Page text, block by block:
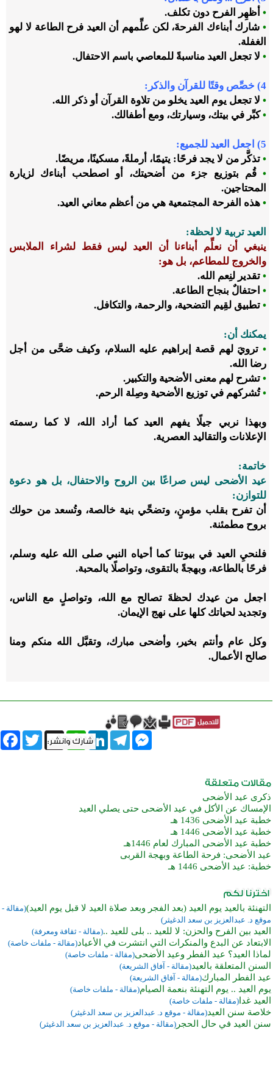
• أظهِر الفرح دون تكلف.
• شارك أبناءك الفرحةَ، لكن علِّمهم أن العيد فرح الطاعة لا لهو
الغفلة.
• لا تجعل العيد مناسبةً للمعاصي باسم الاحتفال.
4) خصِّص وقتًا للقرآن والذكر:
• لا تجعل يوم العيد يخلو من تلاوة القرآن أو ذكر الله.
•كبِّر في بيتك، وسيارتك، ومع أطفالك.
5)
اجعل العيد للجميع:
• تذكَّر من لا يجد فرحًا: يتيمًا، أرملةً، مسكينًا، مريضًا.
• قُم بتوزيع جزء من أضحيتك، أو اصطحب أبناءك لزيارة
المحتاجين.
• هذه الفرحة المجتمعية هي من أعظم معاني العيد.
العيد تربية لا لحظة:
ينبغي أن نعلِّم أبناءنا أن العيد ليس فقط لشراء الملابس
والخروج للمطاعم، بل هو:
• تقدير لنِعم الله.
• احتفالٌ بنجاح الطاعة.
• تطبيق لقِيم التضحية، والرحمة، والتكافل.
يمكنك أن:
• ترويَ لهم قصة إبراهيم عليه السلام، وكيف ضحَّى من أجل
رضا الله.
• تشرح لهم معنى الأضحية والتكبير.
•تُشركهم في توزيع الأضحية وصِلة الرحم.
وبهذا نربي جيلًا يفهم العيد كما أراد الله، لا كما رسمته
الإعلانات والتقاليد العصرية.
خاتمة:
عيد الأضحى ليس صراعًا بين الروح والاحتفال، بل هو دعوة
للتوازن:
أن تفرح بقلب مؤمنٍ، وتضحِّي بنية خالصة، وتُسعد من حولك
بروح مطمئنة.
فلنحيِ العيد في بيوتنا كما أحياه النبي صلى الله عليه وسلم،
فرحًا بالطاعة، وبهجةً بالتقوى، وتواصلًا بالمحبة.
اجعل من عيدك لحظةَ تصالح مع الله، وتواصلٍ مع الناس،
وتجديد لحياتك كلها على نهج الإيمان.
وكل عام وأنتم بخير، وأضحى مبارك، وتقبَّل الله منكم ومنا
صالح الأعمال.
Twitter X
WhatsAppLinkedInTelegram
Messenger
ذكرى عيد الأضحى
الإمساك عن الأكل في عيد الأضحى حتى يصلي العيد
خطبة عيد الأضحى 1436 هـ
خطبة عيد الأضحى 1446 هـ
خطبة عيد الأضحى المبارك لعام 1446هـ
عيد الأضحى: فرحة الطاعة وبهجة القربى
خطبة: عيد الأضحى 1446 هـ
التهنئة بالعيد يوم العيد (بعد الفجر وبعد صلاة العيد لا قبل يوم العيد)(مقالة -
موقع د. عبدالعزيز بن سعد الدغيثر)
العيد بين الفرح والحزن: لا للعيد .. بلى للعيد ..(مقالة - ثقافة ومعرفة)
الابتعاد عن البدع والمنكرات التي انتشرت في الأعياد(مقالة - ملفات خاصة)
لماذا العيد؟ عيد الفطر وعيد الأضحى(مقالة - ملفات خاصة)
السنن المتعلقة بالعيد(مقالة - آفاق الشريعة)
عيد الفطر المبارك(مقالة - آفاق الشريعة)
يوم العيد .. يوم التهنئة بنعمة الصيام(مقالة - ملفات خاصة)
العيد غدا (مقالة - ملفات خاصة)
خلاصة سنن العيد(مقالة - موقع د. عبدالعزيز بن سعد الدغيثر)
سنن العيد في حال الحجر (مقالة - موقع د. عبدالعزيز بن سعد الدغيثر)